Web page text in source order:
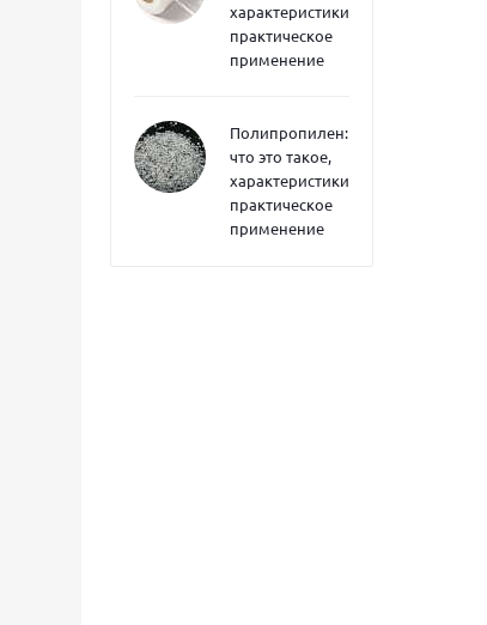
характеристики,
практическое
применение
Полипропилен:
что это такое,
характеристики,
практическое
применение